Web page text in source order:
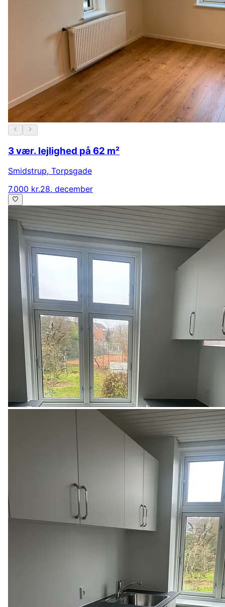
3 vær. lejlighed på 62 m²
Smidstrup, Torpsgade
7.000 kr.28. december